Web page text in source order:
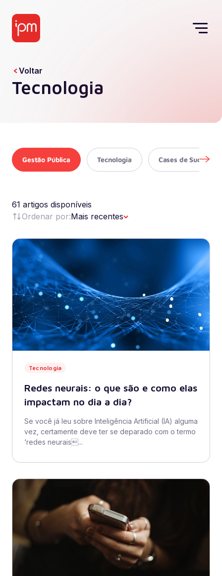
Tecnologia
Voltar
Gestão Pública Tecnologia Cases de Sucesso
61 artigos disponíveis
Ordenar por:Mais recentes
Tecnologia
Redes neurais: o que são e como elas
impactam no dia a dia?
Se você já leu sobre Inteligência Artificial (IA) alguma
vez, certamente deve ter se deparado com o termo
‘redes neurais...